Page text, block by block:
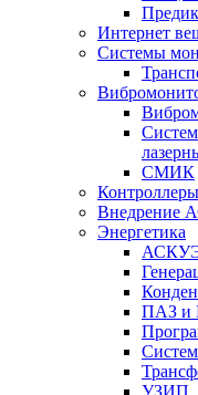
Интернет
Системы
СМИК
Контроллеры
Внедрение
Энергетика
ПАЗ и